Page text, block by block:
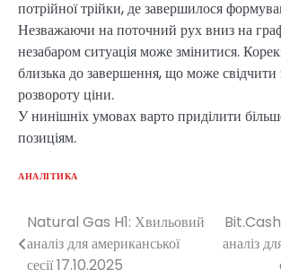
потрійної трійки, де завершилося
Незважаючи на поточний рух вниз на
незабаром ситуація може змінитися.
близька до завершення, що може
розвороту ціни.
У нинішніх умовах варто приділити
позиціям.
АНАЛІТИКА
Навігація
записів
Natural Gas H1: Хвильовий
аналіз для американської
сесії 17.10.2025
аналіз